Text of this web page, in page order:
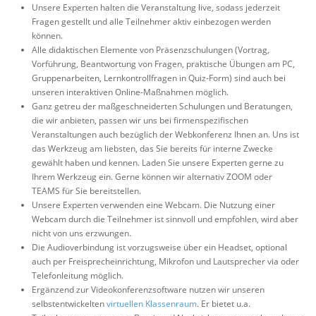
Unsere Experten halten die Veranstaltung live, sodass jederzeit
Fragen gestellt und alle Teilnehmer aktiv einbezogen werden
können.
Alle didaktischen Elemente von Präsenzschulungen (Vortrag,
Vorführung, Beantwortung von Fragen, praktische Übungen am PC,
Gruppenarbeiten, Lernkontrollfragen in Quiz-Form) sind auch bei
unseren interaktiven Online-Maßnahmen möglich.
Ganz getreu der maßgeschneiderten Schulungen und Beratungen,
die wir anbieten, passen wir uns bei firmenspezifischen
Veranstaltungen auch bezüglich der Webkonferenz Ihnen an. Uns ist
das Werkzeug am liebsten, das Sie bereits für interne Zwecke
gewählt haben und kennen. Laden Sie unsere Experten gerne zu
Ihrem Werkzeug ein. Gerne können wir alternativ ZOOM oder
TEAMS für Sie bereitstellen.
Unsere Experten verwenden eine Webcam. Die Nutzung einer
Webcam durch die Teilnehmer ist sinnvoll und empfohlen, wird aber
nicht von uns erzwungen.
Die Audioverbindung ist vorzugsweise über ein Headset, optional
auch per Freisprecheinrichtung, Mikrofon und Lautsprecher via oder
Telefonleitung möglich.
Ergänzend zur Videokonferenzsoftware nutzen wir unseren
selbstentwickeltenvirtuellen Klassenraum. Er bietet u.a.